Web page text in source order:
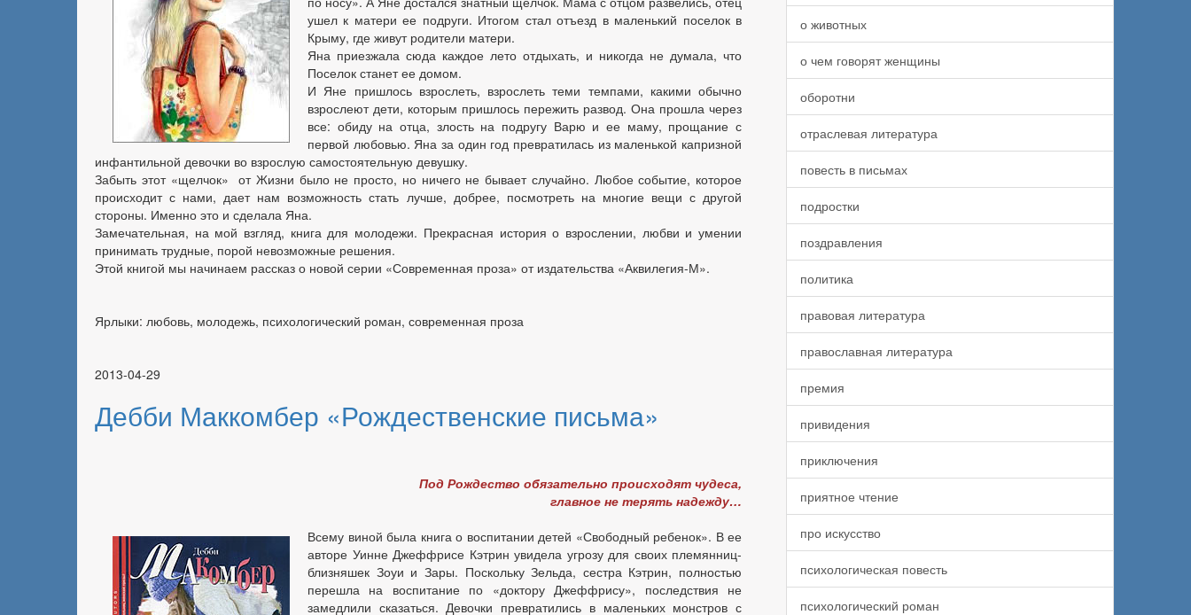
ушел к матери ее подруги. Итогом стал отъезд в маленький поселок в
Крыму, где живут родители матери.
Яна приезжала сюда каждое лето отдыхать, и никогда не думала, что
Поселок станет ее домом.
И Яне пришлось взрослеть, взрослеть теми темпами, какими обычно
взрослеют дети, которым пришлось пережить развод. Она прошла через
все: обиду на отца, злость на подругу Варю и ее маму, прощание с
первой любовью. Яна за один год превратилась из маленькой капризной
инфантильной девочки во взрослую самостоятельную девушку.
Забыть этот «щелчок» от Жизни было не просто, но ничего не бывает случайно. Любое событие, которое
происходит с нами, дает нам возможность стать лучше, добрее, посмотреть на многие вещи с другой
стороны. Именно это и сделала Яна.
Замечательная, на мой взгляд, книга для молодежи. Прекрасная история о взрослении, любви и умении
принимать трудные, порой невозможные решения.
Этой книгой мы начинаем рассказ о новой серии «Современная проза» от издательства «Аквилегия-М».
Ярлыки: любовь, молодежь, психологический роман, современная проза
2013-04-29
Дебби Маккомбер «Рождественские письма»
Под Рождество обязательно происходят чудеса,
главное не терять надежду…
Всему виной была книга о воспитании детей «Свободный ребенок». В ее
авторе Уинне Джеффрисе Кэтрин увидела угрозу для своих племянниц-
близняшек Зоуи и Зары. Поскольку Зельда, сестра Кэтрин, полностью
перешла на воспитание по «доктору Джеффрису», последствия не
замедлили сказаться. Девочки превратились в маленьких монстров с
о животных
о чем говорят женщины
оборотни
отраслевая литература
повесть в письмах
подростки
поздравления
политика
правовая литература
православная литература
премия
привидения
приключения
приятное чтение
про искусство
психологическая повесть
психологический роман